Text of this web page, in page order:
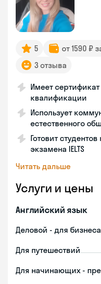
5 от 1590 ₽
3 отзыва
Имеет сертификат
квалификации
Использует
естественного
Готовит
экзамена IELTS
Читать дальше
Услуги и цены
Английский язык
Деловой - для бизнеса
Для путешествий
Для начинающих -